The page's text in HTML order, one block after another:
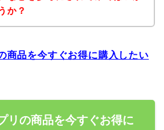
か？
商品を今すぐお得に購入したい
リの商品を今すぐお得に